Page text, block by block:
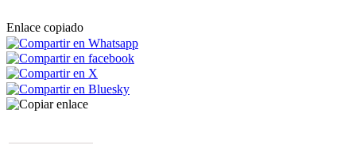
Enlace copiado